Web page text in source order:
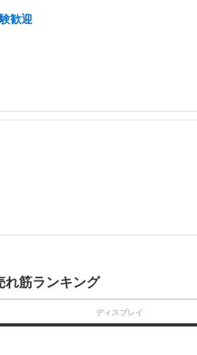
歓迎
れ筋ランキング
ディスプレイ